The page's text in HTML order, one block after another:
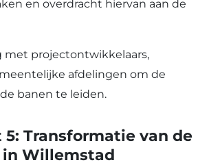
en overdracht hiervan aan de
met projectontwikkelaars,
afdelingen om de
banen te leiden.
Transformatie van de
in Willemstad